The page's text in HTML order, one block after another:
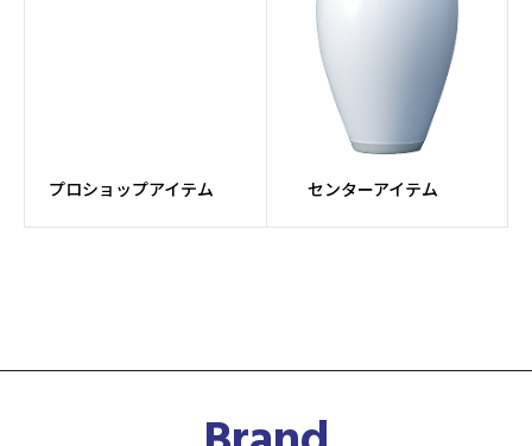
プロショップアイテム センターアイテム